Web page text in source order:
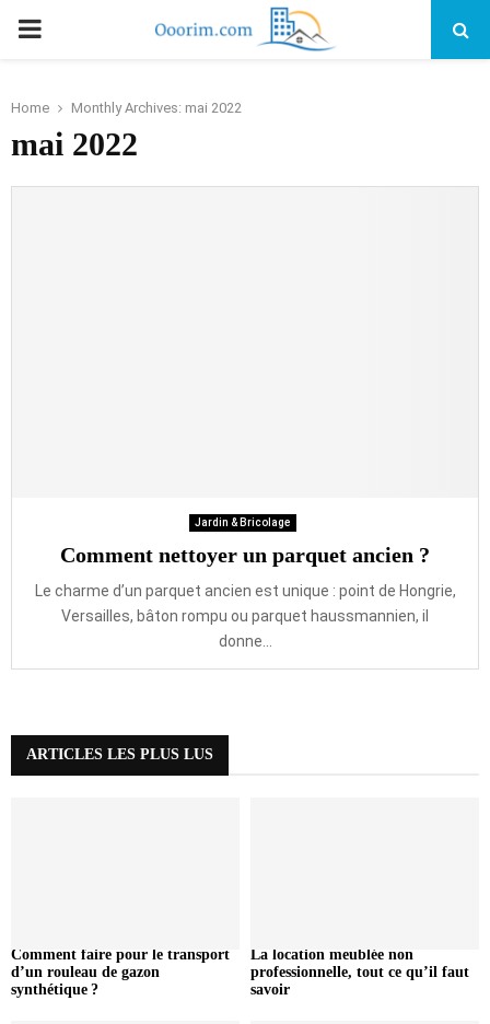
PRIMARY
Home Monthly Archives: mai 2022
mai 2022
Jardin & Bricolage
Comment nettoyer un parquet ancien ?
Le charme d’un parquet ancien est unique : point de Hongrie,
Versailles, bâton rompu ou parquet haussmannien, il
donne...
ARTICLES LES PLUS LUS
Comment faire pour le transport
d’un rouleau de gazon
synthétique ?
La location meublée non
professionnelle, tout ce qu’il faut
savoir